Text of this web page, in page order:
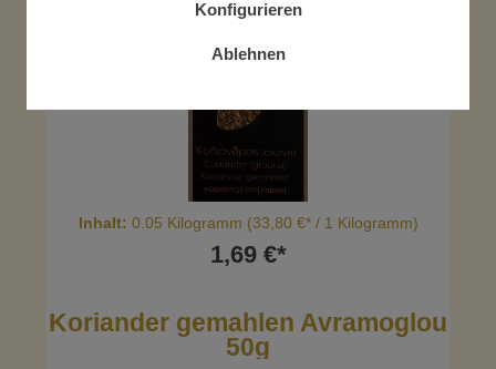
Inhalt: 0.05 Kilogramm (33,80 €* / 1 Kilogramm)
1,69 €*
Koriander gemahlen Avramoglou
50g
Konfigurieren
Ablehnen